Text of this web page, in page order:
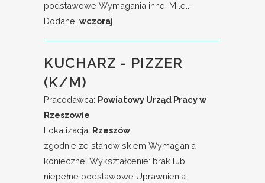
podstawowe Wymagania inne: Mile...
Dodane: wczoraj
KUCHARZ - PIZZER
(K/M)
Pracodawca: Powiatowy Urząd Pracy w
Rzeszowie
Lokalizacja: Rzeszów
zgodnie ze stanowiskiem Wymagania
konieczne: Wykształcenie: brak lub
niepełne podstawowe Uprawnienia: